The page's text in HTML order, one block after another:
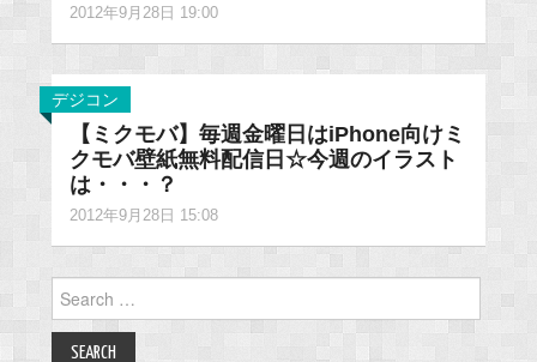
2012年9月28日 19:00
デジコン
【ミクモバ】毎週金曜日はiPhone向けミ
クモバ壁紙無料配信日☆今週のイラスト
は・・・？
2012年9月28日 15:08
Search
for: